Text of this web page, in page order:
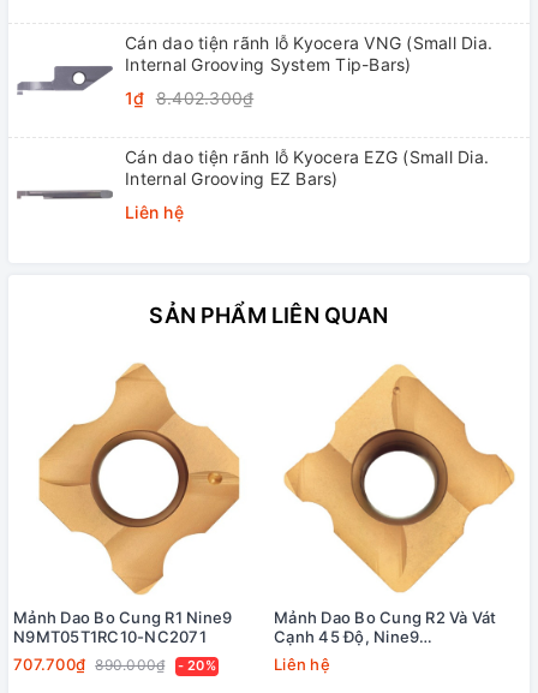
Cán dao tiện rãnh lỗ Kyocera VNG (Small Dia.
Internal Grooving System Tip-Bars)
1₫ 8.402.300₫
Cán dao tiện rãnh lỗ Kyocera EZG (Small Dia.
Internal Grooving EZ Bars)
Liên hệ
SẢN PHẨM LIÊN QUAN
Mảnh Dao Bo Cung R1 Nine9
N9MT05T1RC10-NC2071
707.700₫ 890.000₫ - 20%
Mảnh Dao Bo Cung R2 Và Vát
Cạnh 45 Độ, Nine9
N9MT11T3RC20-NC40
Liên hệ